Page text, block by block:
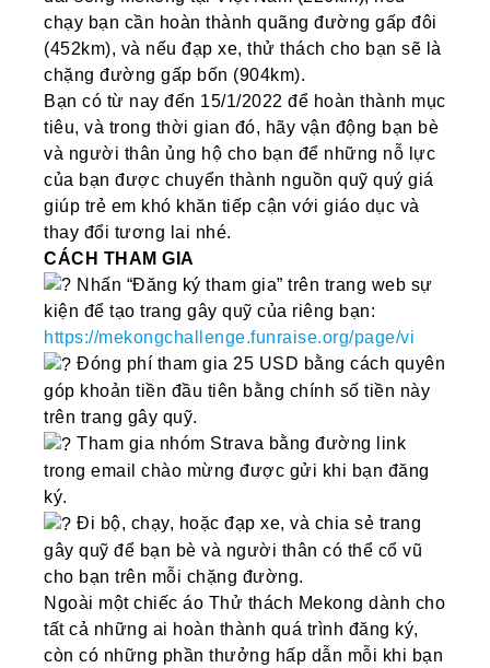
chạy bạn cần hoàn thành quãng đường gấp đôi
(452km), và nếu đạp xe, thử thách cho bạn sẽ là
chặng đường gấp bốn (904km).
Bạn có từ nay đến 15/1/2022 để hoàn thành mục
tiêu, và trong thời gian đó, hãy vận động bạn bè
và người thân ủng hộ cho bạn để những nỗ lực
của bạn được chuyển thành nguồn quỹ quý giá
giúp trẻ em khó khăn tiếp cận với giáo dục và
thay đổi tương lai nhé.
CÁCH THAM GIA
Nhấn “Đăng ký tham gia” trên trang web sự
kiện để tạo trang gây quỹ của riêng bạn:
https://mekongchallenge.funraise.org/page/vi
Đóng phí tham gia 25 USD bằng cách quyên
góp khoản tiền đầu tiên bằng chính số tiền này
trên trang gây quỹ.
Tham gia nhóm Strava bằng đường link
trong email chào mừng được gửi khi bạn đăng
ký.
Đi bộ, chạy, hoặc đạp xe, và chia sẻ trang
gây quỹ để bạn bè và người thân có thể cổ vũ
cho bạn trên mỗi chặng đường.
Ngoài một chiếc áo Thử thách Mekong dành cho
tất cả những ai hoàn thành quá trình đăng ký,
còn có những phần thưởng hấp dẫn mỗi khi bạn